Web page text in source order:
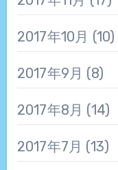
2017年10月 (10)
2017年9月 (8)
2017年8月 (14)
2017年7月 (13)